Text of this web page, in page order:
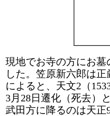
現地でお寺の方にお
した。笠原新六郎は
によると、天文2（
3月28日遷化（死去）
武田方に降るのは天